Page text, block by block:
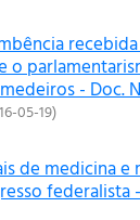
o
- Doc.
05-19)
de medicina e
federalista -